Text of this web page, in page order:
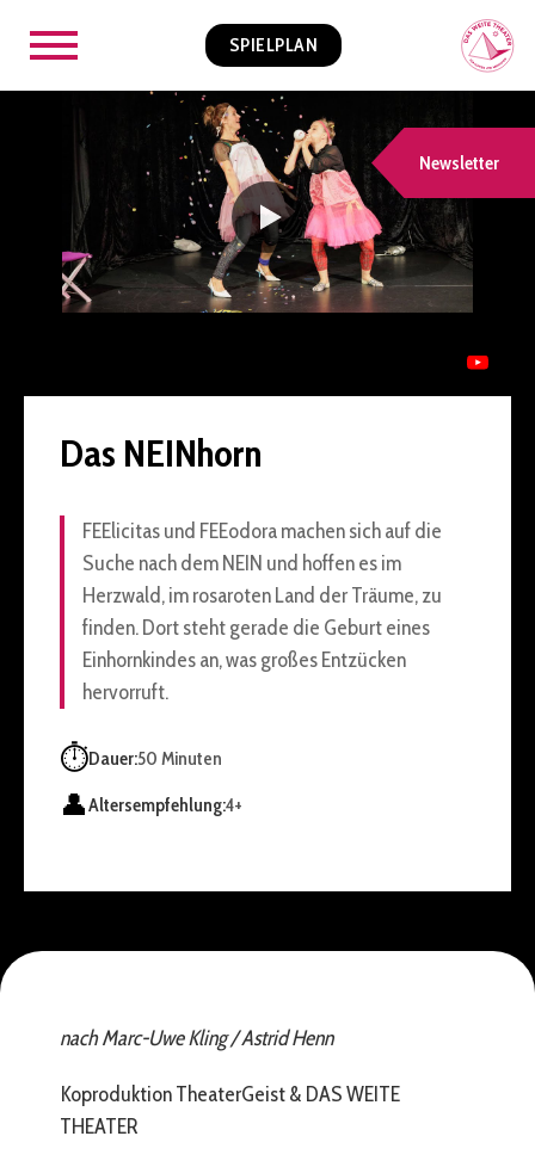
SPIELPLAN
Newsletter
Das NEINhorn
FEElicitas und FEEodora machen sich auf die
Suche nach dem NEIN und hoffen es im
Herzwald, im rosaroten Land der Träume, zu
finden. Dort steht gerade die Geburt eines
Einhornkindes an, was großes Entzücken
hervorruft.
⏱️Dauer:50 Minuten
👤Altersempfehlung:4+
nach Marc-Uwe Kling / Astrid Henn
Koproduktion TheaterGeist & DAS WEITE
THEATER